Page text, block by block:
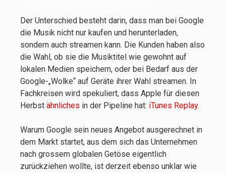
Der Unterschied besteht darin, dass man bei Google
die Musik nicht nur kaufen und herunterladen,
sondern auch streamen kann. Die Kunden haben also
die Wahl, ob sie die Musiktitel wie gewohnt auf
lokalen Medien speichern, oder bei Bedarf aus der
Google-„Wolke“ auf Geräte ihrer Wahl streamen. In
Fachkreisen wird spekuliert, dass Apple für diesen
Herbst ähnliches in der Pipeline hat: iTunes Replay.
Warum Google sein neues Angebot ausgerechnet in
dem Markt startet, aus dem sich das Unternehmen
nach grossem globalen Getöse eigentlich
zurückziehen wollte, ist derzeit ebenso unklar wie